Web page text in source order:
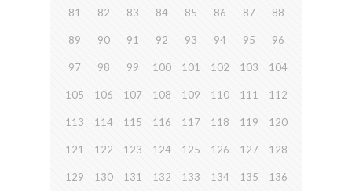
81 82 83 84 85 86 87 88
89 90 91 92 93 94 95 96
97 98 99 100 101 102 103 104
105 106 107 108 109 110 111 112
113 114 115 116 117 118 119 120
121 122 123 124 125 126 127 128
129 130 131 132 133 134 135 136